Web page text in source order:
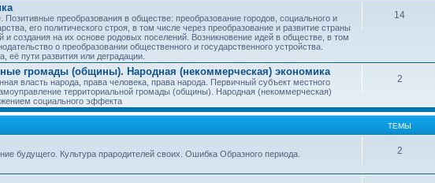
преобразования в обществе: преобразование городов, социального и
его политического строя, в том числе через преобразование и развитие страны
и создания на их основе родовых поселений. Возникновение идей в обществе, в том
о преобразовании общественного и государственного устройства.
пути развития или деградации.
14
громады (общины). Народная (некоммерческая) экономика
власть народа, права человека, права народа. Первичный субъект местного
территориальной громады (общины). Народная (некоммерческая)
социального эффекта
2
ТЕМЫ
будущего. Культура прародителей своих. Ошибка Образного периода. 2